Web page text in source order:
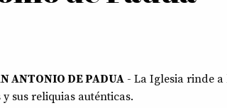
ANTONIO DE PADUA- La Iglesia rinde a
sus reliquias auténticas.